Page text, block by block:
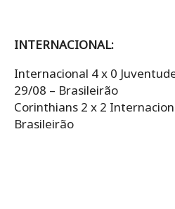
INTERNACIONAL:
Internacional 4 x 0
29/08 – Brasileirão
Corinthians 2 x 2
Brasileirão